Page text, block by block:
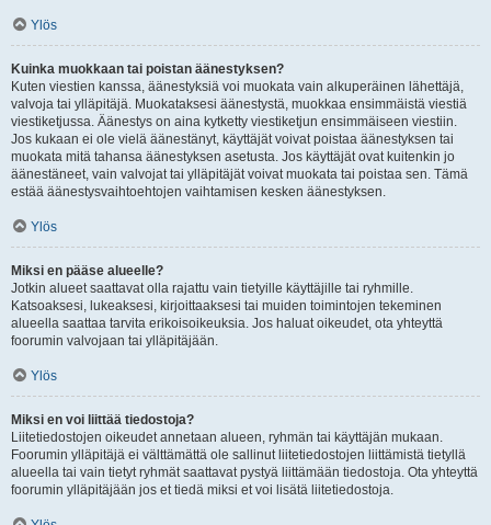
Ylös
Kuinka muokkaan tai poistan äänestyksen?
Kuten viestien kanssa, äänestyksiä voi muokata vain alkuperäinen lähettäjä,
valvoja tai ylläpitäjä. Muokataksesi äänestystä, muokkaa ensimmäistä viestiä
viestiketjussa. Äänestys on aina kytketty viestiketjun ensimmäiseen viestiin.
Jos kukaan ei ole vielä äänestänyt, käyttäjät voivat poistaa äänestyksen tai
muokata mitä tahansa äänestyksen asetusta. Jos käyttäjät ovat kuitenkin jo
äänestäneet, vain valvojat tai ylläpitäjät voivat muokata tai poistaa sen. Tämä
estää äänestysvaihtoehtojen vaihtamisen kesken äänestyksen.
Ylös
Miksi en pääse alueelle?
Jotkin alueet saattavat olla rajattu vain tietyille käyttäjille tai ryhmille.
Katsoaksesi, lukeaksesi, kirjoittaaksesi tai muiden toimintojen tekeminen
alueella saattaa tarvita erikoisoikeuksia. Jos haluat oikeudet, ota yhteyttä
foorumin valvojaan tai ylläpitäjään.
Ylös
Miksi en voi liittää tiedostoja?
Liitetiedostojen oikeudet annetaan alueen, ryhmän tai käyttäjän mukaan.
Foorumin ylläpitäjä ei välttämättä ole sallinut liitetiedostojen liittämistä tietyllä
alueella tai vain tietyt ryhmät saattavat pystyä liittämään tiedostoja. Ota yhteyttä
foorumin ylläpitäjään jos et tiedä miksi et voi lisätä liitetiedostoja.